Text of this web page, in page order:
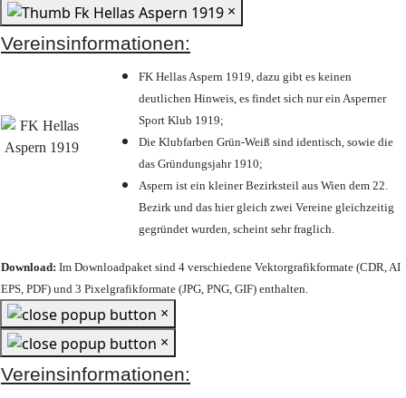
×
Vereinsinformationen:
FK Hellas Aspern 1919, dazu gibt es keinen
deutlichen Hinweis, es findet sich nur ein Asperner
Sport Klub 1919;
Die Klubfarben Grün-Weiß sind identisch, sowie die
das Gründungsjahr 1910;
Aspern ist ein kleiner Bezirksteil aus Wien dem 22.
Bezirk und das hier gleich zwei Vereine gleichzeitig
gegründet wurden, scheint sehr fraglich.
Download: Im Downloadpaket sind 4 verschiedene Vektorgrafikformate (CDR, AI
EPS, PDF) und 3 Pixelgrafikformate (JPG, PNG, GIF) enthalten.
×
×
Vereinsinformationen: